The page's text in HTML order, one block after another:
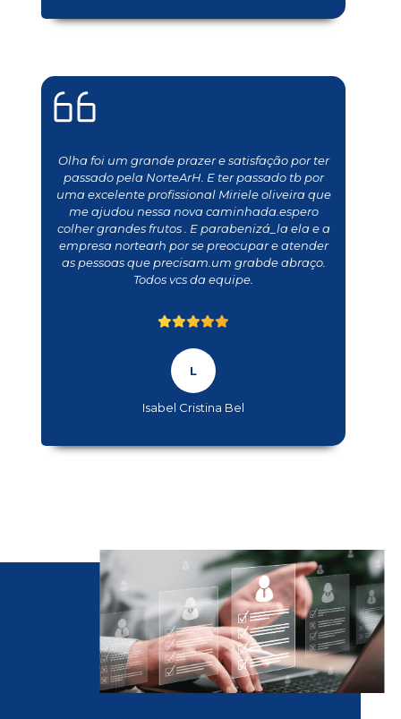
Olha foi um grande prazer e satisfação por ter
passado pela NorteArH. E ter passado tb por
uma excelente profissional Miriele oliveira que
me ajudou nessa nova caminhada.espero
colher grandes frutos . E parabenizá_la ela e a
empresa nortearh por se preocupar e atender
as pessoas que precisam.um grabde abraço.
Todos vcs da equipe.
Isabel Cristina Bel